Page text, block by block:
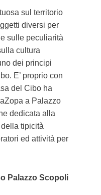
sul territorio
diversi per
sulle peculiarità
cultura
dei principi
E’ proprio con
del Cibo ha
a Palazzo
dedicata alla
tipicità
ed attività per
Palazzo Scopoli